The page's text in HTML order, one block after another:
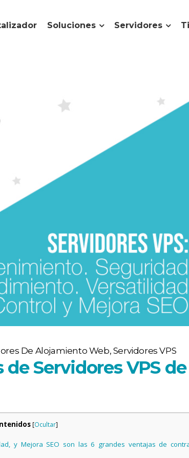
Soluciones Servidores
De Alojamiento Web, Servidores VPS
Servidores VPS de
[Ocultar]
y Mejora SEO son las 6 grandes ventajas de